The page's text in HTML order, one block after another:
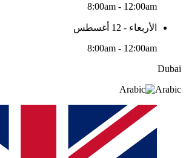
8:00am - 12:00am
الأربعاء - 12 أغسطس
8:00am - 12:00am
Dubai
Arabic